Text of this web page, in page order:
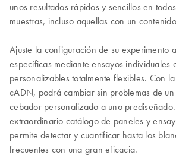
unos resultados rápidos y sencillos en
muestras, incluso aquellas con un
Ajuste la configuración de su experimento
específicas mediante ensayos individuales
personalizables totalmente flexibles. Con
cADN, podrá cambiar sin problemas de
cebador personalizado a uno
extraordinario catálogo de paneles y
permite detectar y cuantificar hasta los
frecuentes con una gran eficacia.